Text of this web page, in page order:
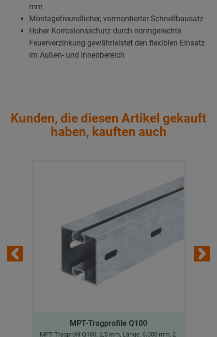
mm
Montagefreundlicher, vormontierter Schnellbausatz
Hoher Korrosionsschutz durch normgerechte
Feuerverzinkung gewährleistet den flexiblen Einsatz
im Außen- und Innenbereich
Kunden, die diesen Artikel gekauft
haben, kauften auch
MPT-Tragprofile Q100
MPT-Tragprofil Q100, 2,5 mm, Länge: 6.000 mm, 2-